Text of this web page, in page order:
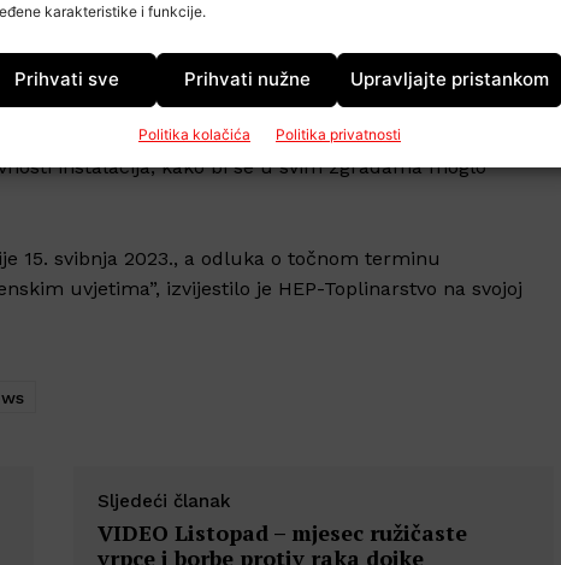
karakteristike i funkcije.
Prihvati sve Prihvati nužne Upravljajte pristankom
Politika kolačića Politika privatnosti
Sisku, Velikoj Gorici, Samoboru i Zaprešiću. Proces
tri-četiri dana.
radove na unutarnjim instalacijama grijanja u
a predstavnike suvlasnika ili upravitelje zgrada da
instalacija, kako bi se u svim zgradama moglo
15. svibnja 2023., a odluka o točnom terminu
uvjetima”, izvijestilo je HEP-Toplinarstvo na svojoj
Sljedeći članak
VIDEO Listopad – mjesec ružičaste
vrpce i borbe protiv raka dojke